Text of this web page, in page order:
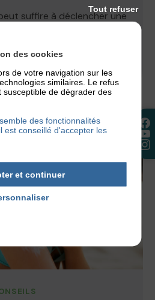
suffire à déclencher une
juillet 2026
des cookies
de votre navigation sur les
similaires. Le refus
susceptible de dégrader des
des fonctionnalités
est conseillé d'accepter les
et continuer
Tout refuser